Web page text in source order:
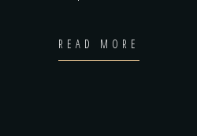
READ MORE